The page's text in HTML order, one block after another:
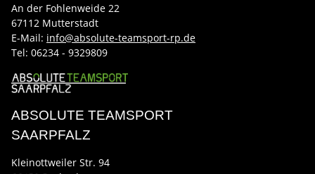
An der Fohlenweide 22
67112 Mutterstadt
E-Mail: info@absolute-teamsport-rp.de
Tel: 06234 - 9329809
ABSOLUTE TEAMSPORT
SAARPFALZ
Kleinottweiler Str. 94